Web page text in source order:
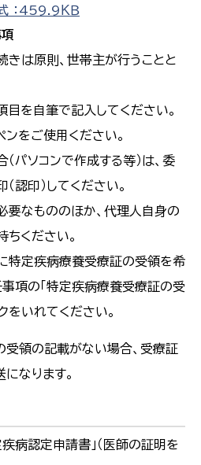
：459.9ＫＢ
きは原則、世帯主が行うことと
を自筆で記入してください。
をご使用ください。
パソコンで作成する等）は、委
認印）してください。
要なもののほか、代理人自身の
ください。
特定疾病療養受療証の受領を希
項の「特定疾病療養受療証の受
をいれてください。
領の記載がない場合、受療証
なります。
疾病認定申請書」（医師の証明を